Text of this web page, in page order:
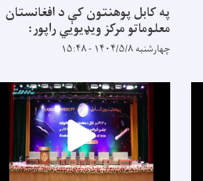
په کابل پوهنتون کې د افغانستان
معلوماتو مرکز ویډیويي راپور:
چهارشنبه ۱۴۰۴/۵/۸ - ۱۵:۴۸